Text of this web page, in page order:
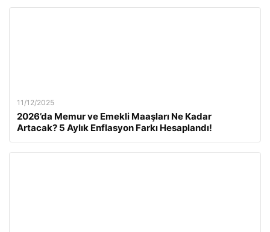
11/12/2025
2026’da Memur ve Emekli Maaşları Ne Kadar
Artacak? 5 Aylık Enflasyon Farkı Hesaplandı!